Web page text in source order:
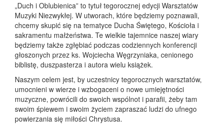
„Duch i Oblubienica” to tytuł tegorocznej edycji Warsztatów
Muzyki Niezwykłej. W utworach, które będziemy poznawali,
chcemy skupić się na tematyce Ducha Świętego, Kościoła i
sakramentu małżeństwa. Te wielkie tajemnice naszej wiary
będziemy także zgłębiać podczas codziennych konferencji
głoszonych przez ks. Wojciecha Węgrzyniaka, cenionego
biblistę, duszpasterza i autora wielu książek.
Naszym celem jest, by uczestnicy tegorocznych warsztatów,
umocnieni w wierze i wzbogaceni o nowe umiejętności
muzyczne, powrócili do swoich wspólnot i parafii, żeby tam
swoim śpiewem i swoim życiem zapraszać ludzi do ufnego
powierzania się miłości Chrystusa.